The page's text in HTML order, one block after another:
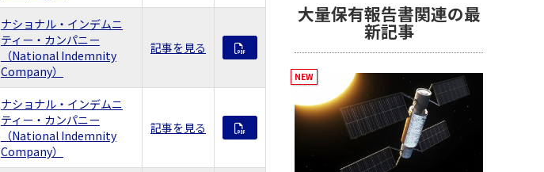
ナショナル・インデムニ
ティー・カンパニー
（National Indemnity
Company）
記事を見る
ナショナル・インデムニ
ティー・カンパニー
（National Indemnity
Company）
記事を見る
大量保有報告書関連の最
新記事